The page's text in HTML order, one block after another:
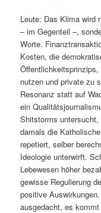
Leute: Das Klima wird
– im Gegenteil –,
Worte.
Kosten, die
nutzen und private zu
Resonanz statt auf
ein
Shitstorms
damals die
repetiert, selber
Ideologie unterwirft.
Lebewesen höher
gewisse Regulierung
positive
ausgedacht, es